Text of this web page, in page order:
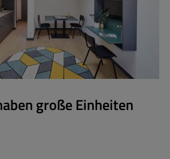
große Einheiten